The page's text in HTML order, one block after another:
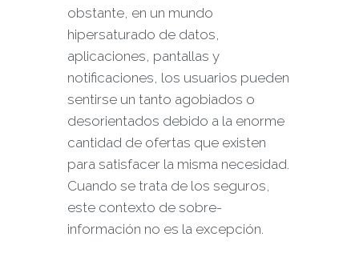
obstante, en un mundo
hipersaturado de datos,
aplicaciones, pantallas y
notificaciones, los usuarios pueden
sentirse un tanto agobiados o
desorientados debido a la enorme
cantidad de ofertas que existen
para satisfacer la misma necesidad.
Cuando se trata de los seguros,
este contexto de sobre-
información no es la excepción.